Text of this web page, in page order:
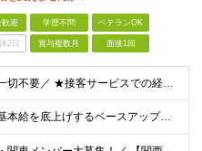
迎 学歴不問 ベテランOK
2日 賞与複数月 面接1回
＼専門知識は一切不要／ ★接客サービスでの経験がある方は大歓迎！ ■未経験OK ■第二新卒歓迎 ■学歴不問 ＼こんな方にぴったりです／ ◇自分にしかできない仕事で誰かを喜ばせたい方 ◇日常でも活かせ
＼今年度に、基本給を底上げするベースアップを実施！／ ◆月給23.1万～40万円＋賞与年2回＋交通費全額支給 ※経験・資格・能力等を考慮の上、当社規定により優遇します。 ※上記の金額に加えて、時間外